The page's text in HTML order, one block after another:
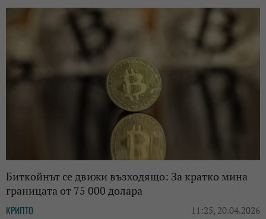
Биткойнът се движи възходящо: За кратко мина
границата от 75 000 долара
КРИПТО 11:25, 20.04.2026